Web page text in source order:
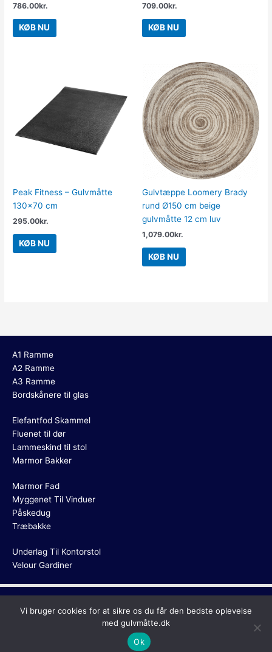
786.00kr.
KØB NU
709.00kr.
KØB NU
Peak Fitness – Gulvmåtte
130×70 cm
295.00kr.
KØB NU
Gulvtæppe Loomery Brady
rund Ø150 cm beige
gulvmåtte 12 cm luv
1,079.00kr.
KØB NU
A1 Ramme
A2 Ramme
A3 Ramme
Bordskånere til glas
Elefantfod Skammel
Fluenet til dør
Lammeskind til stol
Marmor Bakker
Marmor Fad
Myggenet Til Vinduer
Påskedug
Træbakke
Underlag Til Kontorstol
Velour Gardiner
Copyright © 2026 Gulvmåtte
Vi bruger cookies for at sikre os du får den bedste oplevelse
med gulvmåtte.dk
Ok